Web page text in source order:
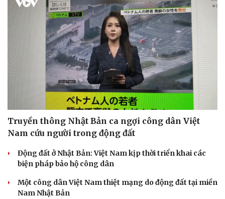
Truyền thông Nhật Bản ca ngợi công dân Việt
Nam cứu người trong động đất
Động đất ở Nhật Bản: Việt Nam kịp thời triển khai các
biện pháp bảo hộ công dân
Một công dân Việt Nam thiệt mạng do động đất tại miền
Nam Nhật Bản